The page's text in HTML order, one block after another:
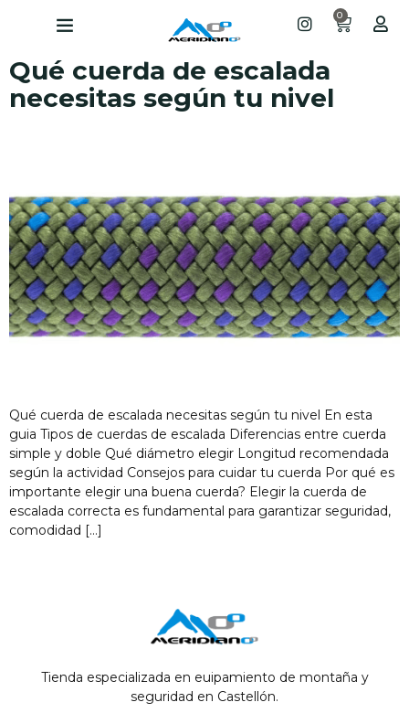
0
Qué cuerda de escalada
necesitas según tu nivel
Qué cuerda de escalada necesitas según tu nivel En esta
guia Tipos de cuerdas de escalada Diferencias entre cuerda
simple y doble Qué diámetro elegir Longitud recomendada
según la actividad Consejos para cuidar tu cuerda Por qué es
importante elegir una buena cuerda? Elegir la cuerda de
escalada correcta es fundamental para garantizar seguridad,
comodidad […]
Tienda especializada en euipamiento de montaña y
seguridad en Castellón.